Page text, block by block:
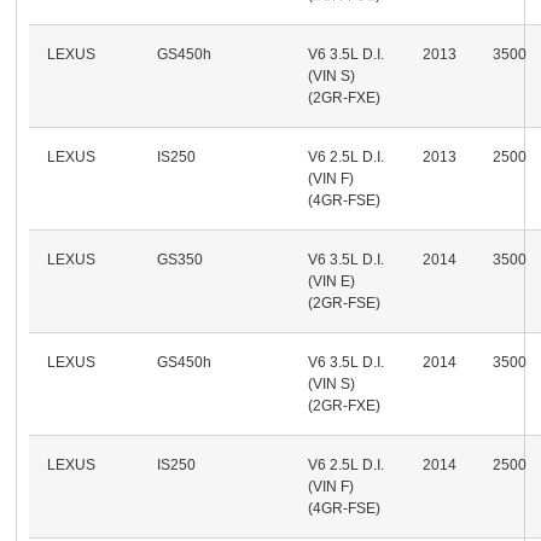
LEXUS GS450h
V6 3.5L D.I.
(VIN S)
(2GR-FXE)
2013 3500
LEXUS IS250
V6 2.5L D.I.
(VIN F)
(4GR-FSE)
2013 2500
LEXUS GS350
V6 3.5L D.I.
(VIN E)
(2GR-FSE)
2014 3500
LEXUS GS450h
V6 3.5L D.I.
(VIN S)
(2GR-FXE)
2014 3500
LEXUS IS250
V6 2.5L D.I.
(VIN F)
(4GR-FSE)
2014 2500